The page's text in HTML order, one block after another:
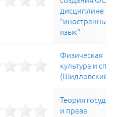
дисциплине
"иностранный
язык"
Физическая
культура и спорт
(Шидловский
Теория
и права